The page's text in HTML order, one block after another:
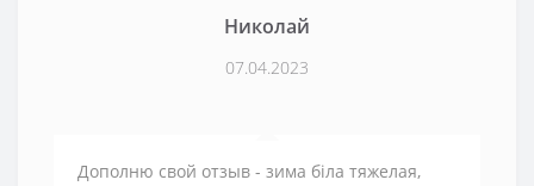
Николай
07.04.2023
Дополню свой отзыв - зима біла тяжелая,